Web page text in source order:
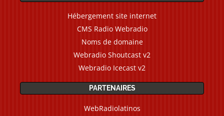
Hébergement site internet
CMS Radio Webradio
Noms de domaine
Webradio Shoutcast v2
Webradio Icecast v2
PARTENAIRES
WebRadiolatinos